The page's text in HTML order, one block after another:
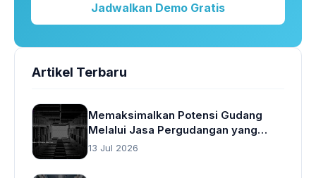
Jadwalkan Demo Gratis
Artikel Terbaru
Memaksimalkan Potensi Gudang
Melalui Jasa Pergudangan yang
Cerdas
13 Jul 2026